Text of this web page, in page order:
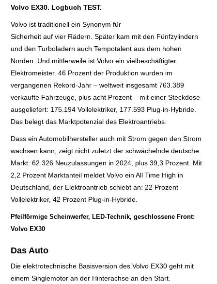
SCHAUFENSTER
E+PIH
LEXIKON A
A BIS Z
KONTAKT
Volvo EX30. Logbuch TEST.
Volvo ist traditionell ein Synonym für
Sicherheit auf vier Rädern. Später kam mit den Fünfzylindern
und den Turboladern auch Tempotalent aus dem hohen
Norden. Und mittlerweile ist Volvo ein vielbeschäftigter
Elektromeister. 46 Prozent der Produktion wurden im
vergangenen Rekord-Jahr – weltweit insgesamt 763.389
verkaufte Fahrzeuge, plus acht Prozent – mit einer Steckdose
ausgeliefert: 175.194 Vollelektriker, 177.593 Plug-in-Hybride.
Das belegt das Marktpotenzial des Elektroantriebs.
Dass ein Automobilhersteller auch mit Strom gegen den Strom
wachsen kann, zeigt nicht zuletzt der schwächelnde deutsche
Markt: 62.326 Neuzulassungen in 2024, plus 39,3 Prozent. Mit
2,2 Prozent Marktanteil meldet Volvo ein All Time High in
Deutschland, der Elektroantrieb schiebt an: 22 Prozent
Vollelektriker, 42 Prozent Plug-in-Hybride.
Pfeilförmige Scheinwerfer, LED-Technik, geschlossene Front:
Volvo EX30
Das Auto
Die elektrotechnische Basisversion des Volvo EX30 geht mit
einem Singlemotor an der Hinterachse an den Start.